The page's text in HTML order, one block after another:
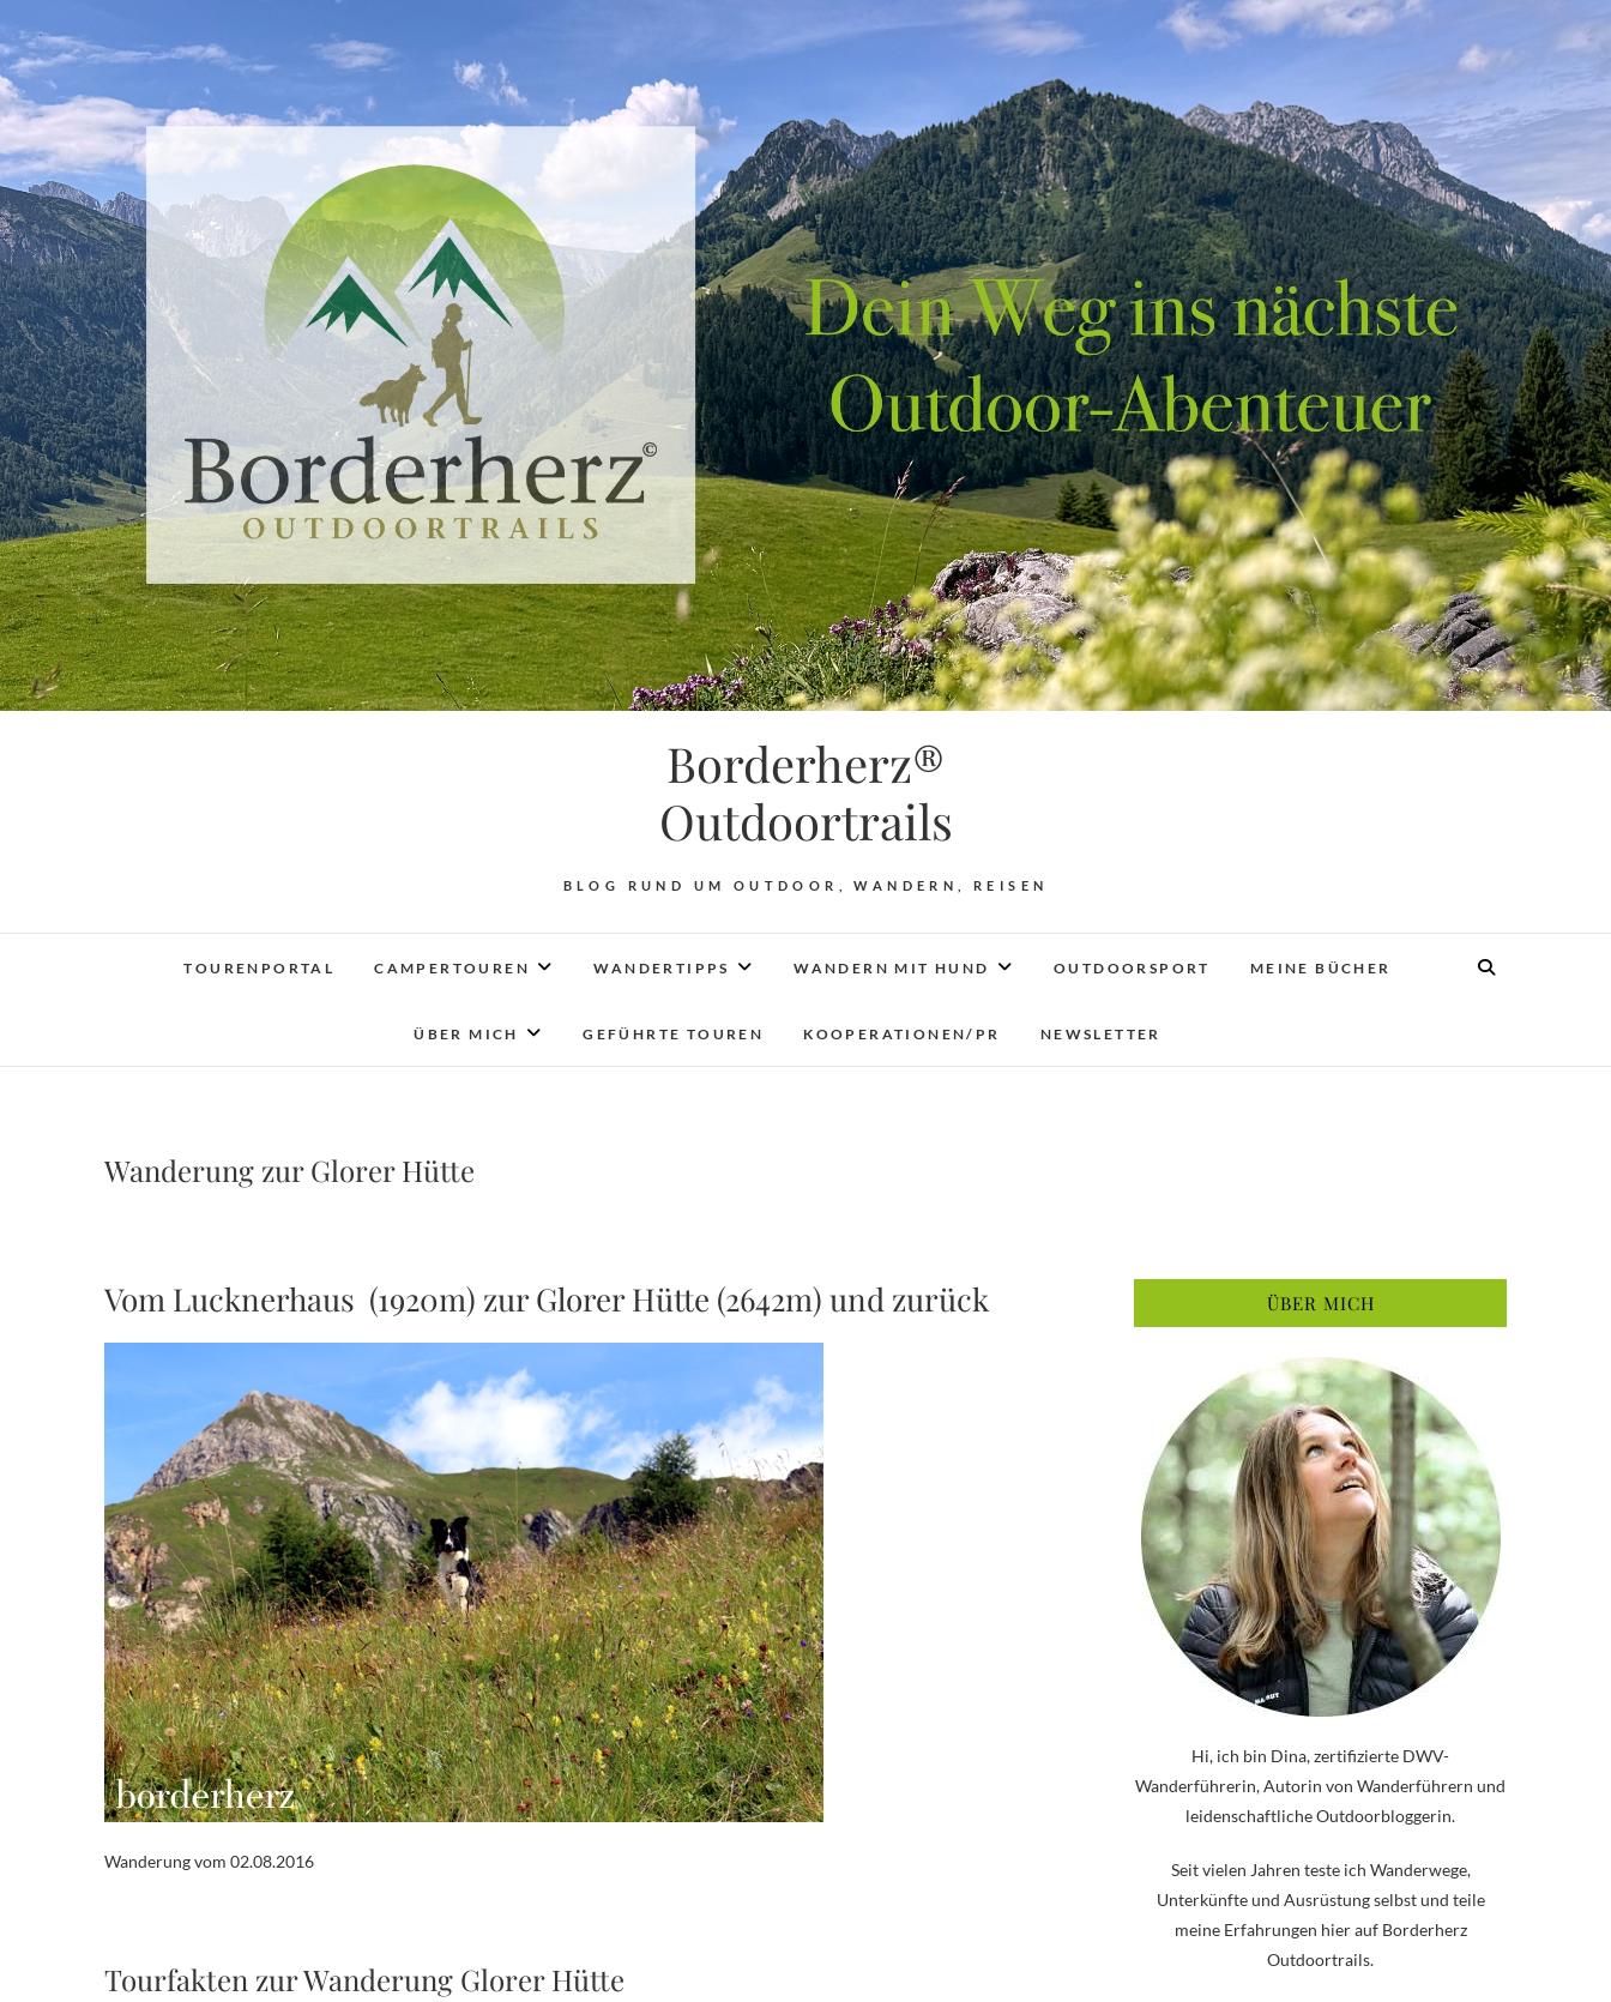
Borderherz®
Outdoortrails
BLOG RUND UM OUTDOOR, WANDERN, REISEN
TOURENPORTAL CAMPERTOUREN WANDERTIPPS WANDERN MIT HUND OUTDOORSPORT MEINE BÜCHER
ÜBER MICH GEFÜHRTE TOUREN KOOPERATIONEN/PR NEWSLETTER
Wanderung zur Glorer Hütte
Vom Lucknerhaus (1920m) zur Glorer Hütte (2642m) und zurück
Wanderung vom 02.08.2016
Tourfakten zur Wanderung Glorer Hütte
ÜBER MICH
Hi, ich bin Dina, zertifizierte DWV-
Wanderführerin, Autorin von Wanderführern und
leidenschaftliche Outdoorbloggerin.
Seit vielen Jahren teste ich Wanderwege,
Unterkünfte und Ausrüstung selbst und teile
meine Erfahrungen hier auf Borderherz
Outdoortrails.